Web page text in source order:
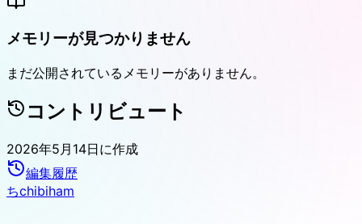
メモリーが見つかりません
まだ公開されているメモリーがありません。
コントリビュート
2026年5月14日に作成
編集履歴
ちchibiham